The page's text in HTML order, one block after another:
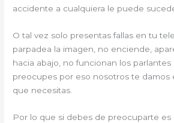
accidente a cualquiera le puede
O tal vez solo presentas fallas en tu
parpadea la imagen, no enciende,
hacia abajo, no funcionan los parlantes
preocupes por eso nosotros te damos
que necesitas.
Por lo que si debes de preocuparte es